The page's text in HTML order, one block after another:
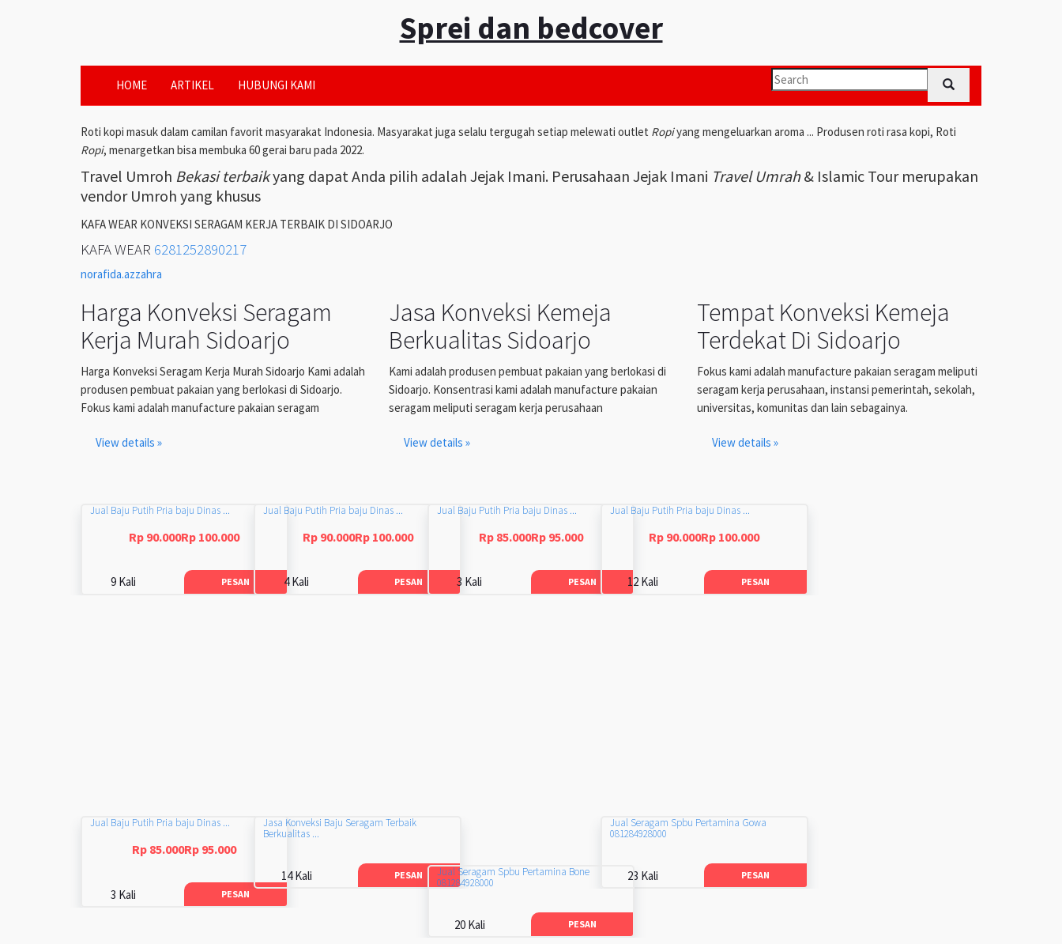
Sprei dan bedcover
HOME ARTIKEL HUBUNGI KAMI
Roti kopi masuk dalam camilan favorit masyarakat Indonesia. Masyarakat juga selalu tergugah setiap melewati outlet Ropiyang mengeluarkan aroma ... Produsen roti rasa kopi, Roti
Ropi, menargetkan bisa membuka 60 gerai baru pada 2022.
Travel Umroh Bekasi terbaikyang dapat Anda pilih adalah Jejak Imani. Perusahaan Jejak Imani Travel Umrah& Islamic Tour merupakan
vendor Umroh yang khusus
KAFA WEAR KONVEKSI SERAGAM KERJA TERBAIK DI SIDOARJO
KAFA WEAR 6281252890217
norafida.azzahra
Harga Konveksi Seragam
Kerja Murah Sidoarjo
Harga Konveksi Seragam Kerja Murah Sidoarjo Kami adalah
produsen pembuat pakaian yang berlokasi di Sidoarjo.
Fokus kami adalah manufacture pakaian seragam
View details »
Jasa Konveksi Kemeja
Berkualitas Sidoarjo
Kami adalah produsen pembuat pakaian yang berlokasi di
Sidoarjo. Konsentrasi kami adalah manufacture pakaian
seragam meliputi seragam kerja perusahaan
View details »
Tempat Konveksi Kemeja
Terdekat Di Sidoarjo
Fokus kami adalah manufacture pakaian seragam meliputi
seragam kerja perusahaan, instansi pemerintah, sekolah,
universitas, komunitas dan lain sebagainya.
View details »
Jual Baju Putih Pria baju Dinas ...
Rp 90.000Rp 100.000
9 Kali PESAN
Jual Baju Putih Pria baju Dinas ...
Rp 90.000Rp 100.000
4 Kali PESAN
Jual Baju Putih Pria baju Dinas ...
Rp 85.000Rp 95.000
3 Kali PESAN
Jual Baju Putih Pria baju Dinas ...
Rp 90.000Rp 100.000
12 Kali PESAN
Jual Baju Putih Pria baju Dinas ...
Rp 85.000Rp 95.000
3 Kali PESAN
Jasa Konveksi Baju Seragam Terbaik
Berkualitas ...
14 Kali PESAN
Jual Seragam Spbu Pertamina Gowa
081284928000
23 Kali PESAN
Jual Seragam Spbu Pertamina Bone
081284928000
20 Kali PESAN